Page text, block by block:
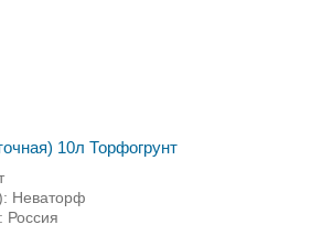
10л Торфогрунт
Неваторф
Россия